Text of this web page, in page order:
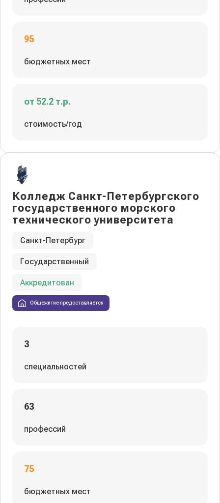
95
бюджетных мест
от 52.2 т.р.
стоимость/год
Колледж Санкт-Петербургского
государственного морского
технического университета
Санкт-Петербург
Государственный
Аккредитован
Общежитие предоставляется
3
специальностей
63
профессий
75
бюджетных мест